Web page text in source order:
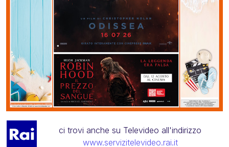
ci trovi anche su Televideo all'indirizzo
www.servizitelevideo.rai.it